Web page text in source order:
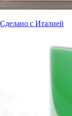
Сделано с Италией